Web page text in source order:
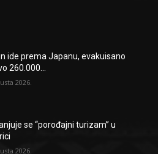
ide prema Japanu, evakuisano
260.000...
2026.
se “porođajni turizam” u
2026.